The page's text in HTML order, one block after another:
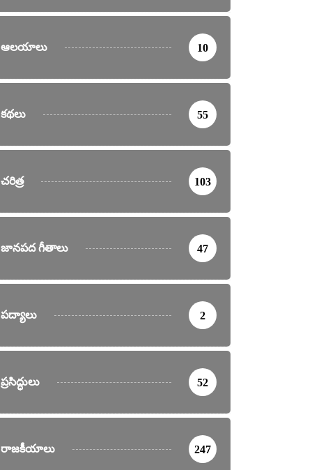
ఆలయాలు 10
కథలు 55
చరిత్ర 103
జానపద గీతాలు 47
పద్యాలు 2
ప్రసిద్ధులు 52
రాజకీయాలు 247